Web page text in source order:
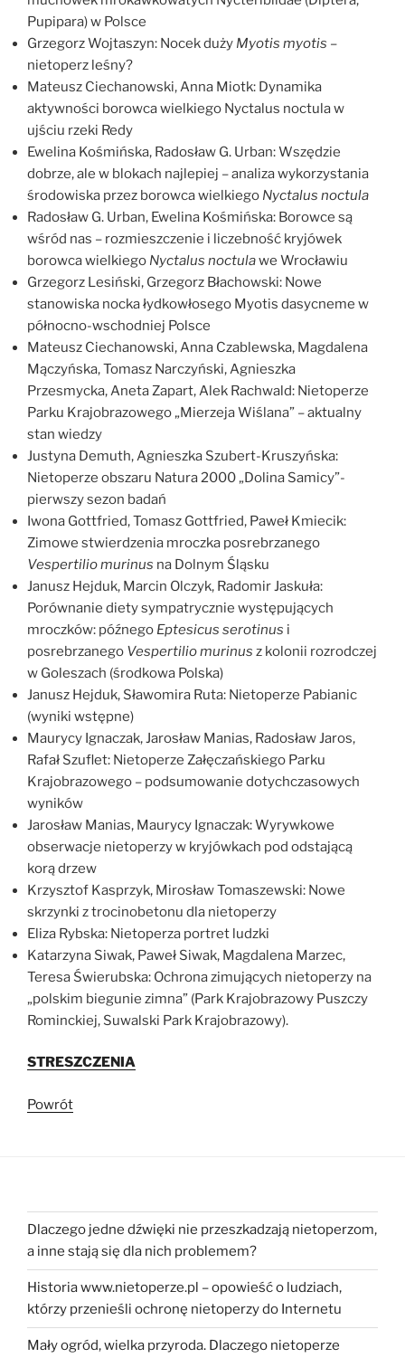
Pupipara) w Polsce
Grzegorz Wojtaszyn: Nocek duży Myotis myotis –
nietoperz leśny?
Mateusz Ciechanowski, Anna Miotk: Dynamika
aktywności borowca wielkiego Nyctalus noctula w
ujściu rzeki Redy
Ewelina Kośmińska, Radosław G. Urban: Wszędzie
dobrze, ale w blokach najlepiej – analiza wykorzystania
środowiska przez borowca wielkiego Nyctalus noctula
Radosław G. Urban, Ewelina Kośmińska: Borowce są
wśród nas – rozmieszczenie i liczebność kryjówek
borowca wielkiego Nyctalus noctulawe Wrocławiu
Grzegorz Lesiński, Grzegorz Błachowski: Nowe
stanowiska nocka łydkowłosego Myotis dasycneme w
północno-wschodniej Polsce
Mateusz Ciechanowski, Anna Czablewska, Magdalena
Mączyńska, Tomasz Narczyński, Agnieszka
Przesmycka, Aneta Zapart, Alek Rachwald: Nietoperze
Parku Krajobrazowego „Mierzeja Wiślana” – aktualny
stan wiedzy
Justyna Demuth, Agnieszka Szubert-Kruszyńska:
Nietoperze obszaru Natura 2000 „Dolina Samicy”-
pierwszy sezon badań
Iwona Gottfried, Tomasz Gottfried, Paweł Kmiecik:
Zimowe stwierdzenia mroczka posrebrzanego
Vespertilio murinus na Dolnym Śląsku
Janusz Hejduk, Marcin Olczyk, Radomir Jaskuła:
Porównanie diety sympatrycznie występujących
mroczków: późnego Eptesicus serotinus i
posrebrzanego Vespertilio murinus z kolonii rozrodczej
w Goleszach (środkowa Polska)
Janusz Hejduk, Sławomira Ruta: Nietoperze Pabianic
(wyniki wstępne)
Maurycy Ignaczak, Jarosław Manias, Radosław Jaros,
Rafał Szuflet: Nietoperze Załęczańskiego Parku
Krajobrazowego – podsumowanie dotychczasowych
wyników
Jarosław Manias, Maurycy Ignaczak: Wyrywkowe
obserwacje nietoperzy w kryjówkach pod odstającą
korą drzew
Krzysztof Kasprzyk, Mirosław Tomaszewski: Nowe
skrzynki z trocinobetonu dla nietoperzy
Eliza Rybska: Nietoperza portret ludzki
Katarzyna Siwak, Paweł Siwak, Magdalena Marzec,
Teresa Świerubska: Ochrona zimujących nietoperzy na
„polskim biegunie zimna” (Park Krajobrazowy Puszczy
Rominckiej, Suwalski Park Krajobrazowy).
STRESZCZENIA
Powrót
Dlaczego jedne dźwięki nie przeszkadzają nietoperzom,
a inne stają się dla nich problemem?
Historia www.nietoperze.pl – opowieść o ludziach,
którzy przenieśli ochronę nietoperzy do Internetu
Mały ogród, wielka przyroda. Dlaczego nietoperze